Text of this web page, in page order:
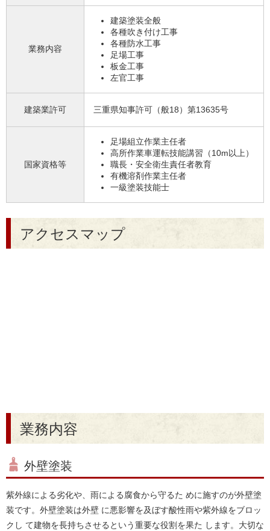
業務内容
建築塗装全般
各種吹き付け工事
各種防水工事
足場工事
板金工事
左官工事
建築業許可 三重県知事許可（般18）第13635号
国家資格等
足場組立作業主任者
高所作業車運転技能講習（10m以上）
職長・安全衛生責任者教育
有機溶剤作業主任者
一級塗装技能士
アクセスマップ
業務内容
外壁塗装
紫外線による劣化や、雨による腐食から守るた めに施すのが外壁塗
装です。外壁塗装は外壁 に悪影響を及ぼす酸性雨や紫外線をブロッ
クし て建物を長持ちさせるという重要な役割を果た します。大切な